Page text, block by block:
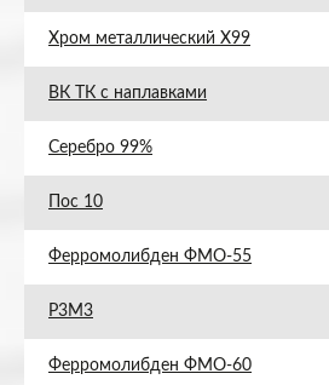
Хром металлический Х99
ВК ТК с наплавками
Серебро 99%
Пос 10
Ферромолибден ФМО-55
Р3М3
Ферромолибден ФМО-60